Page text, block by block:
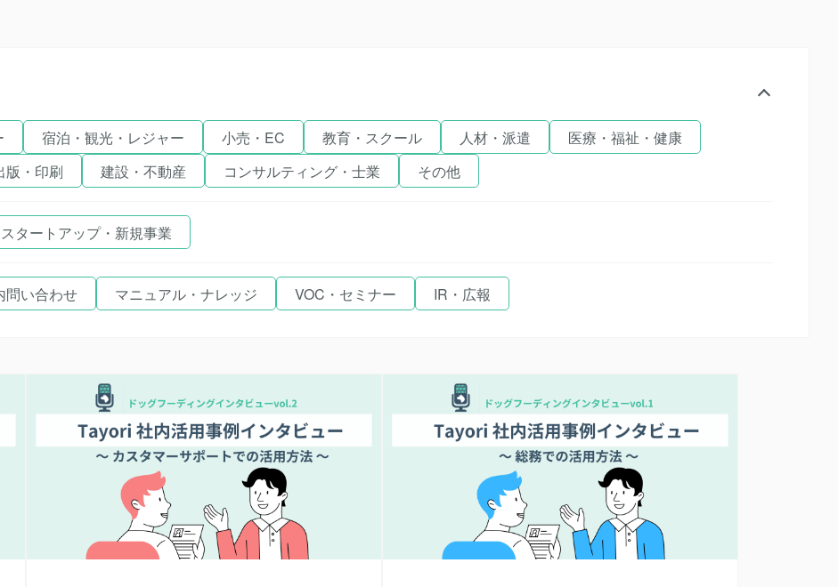
宿泊・観光・レジャー 小売・EC 教育・スクール 人材・派遣
医療・福祉・健康
版・印刷 建設・不動産 コンサルティング・士業 その他
スタートアップ・新規事業
問い合わせ マニュアル・ナレッジ VOC・セミナー IR・広報